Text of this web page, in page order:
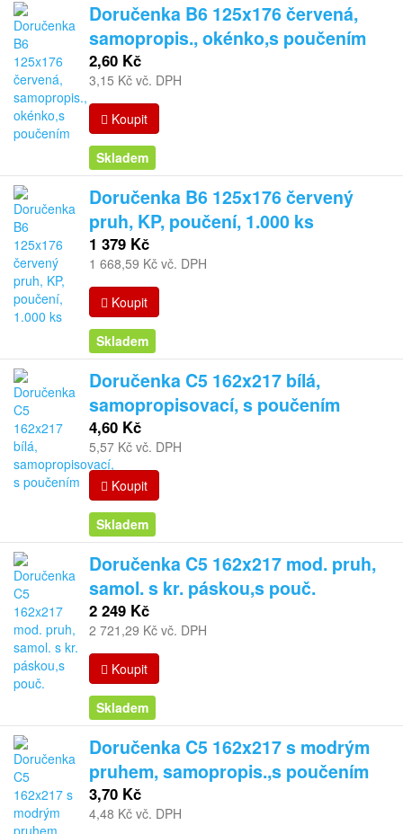
Doručenka B6 125x176 červená,
samopropis., okénko,s poučením
2,60 Kč
3,15 Kč vč. DPH
Koupit
Skladem
Doručenka B6 125x176 červený
pruh, KP, poučení, 1.000 ks
1 379 Kč
1 668,59 Kč vč. DPH
Koupit
Skladem
Doručenka C5 162x217 bílá,
samopropisovací, s poučením
4,60 Kč
5,57 Kč vč. DPH
Koupit
Skladem
Doručenka C5 162x217 mod. pruh,
samol. s kr. páskou,s pouč.
2 249 Kč
2 721,29 Kč vč. DPH
Koupit
Skladem
Doručenka C5 162x217 s modrým
pruhem, samopropis.,s poučením
3,70 Kč
4,48 Kč vč. DPH